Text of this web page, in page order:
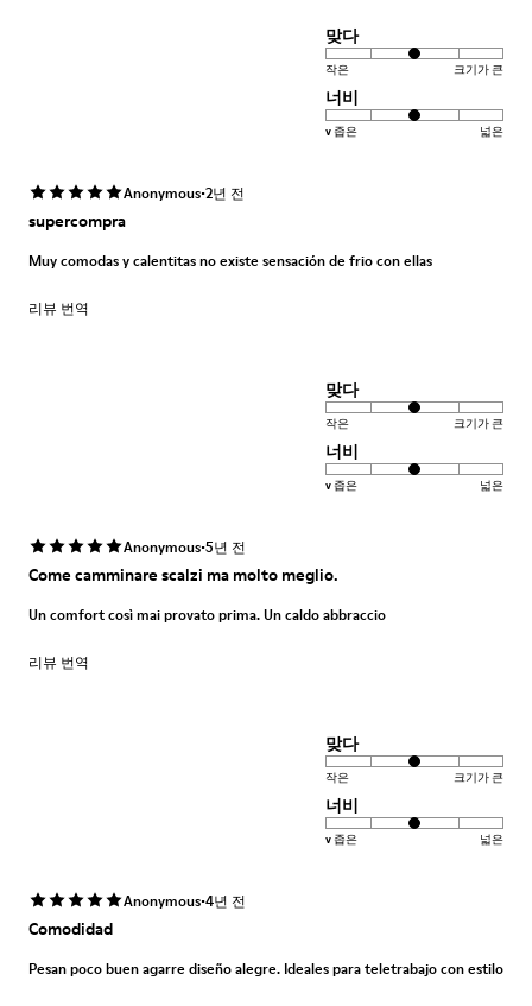
맞다
작은 크기가 큰
너비
v 좁은 넓은
Anonymous·2년 전
supercompra
Muy comodas y calentitas no existe sensación de frio con ellas
리뷰 번역
맞다
작은 크기가 큰
너비
v 좁은 넓은
Anonymous·5년 전
Come camminare scalzi ma molto meglio.
Un comfort così mai provato prima. Un caldo abbraccio
리뷰 번역
맞다
작은 크기가 큰
너비
v 좁은 넓은
Anonymous·4년 전
Comodidad
Pesan poco buen agarre diseño alegre. Ideales para teletrabajo con estilo